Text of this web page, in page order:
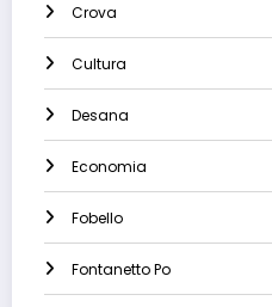
Crova
Cultura
Desana
Economia
Fobello
Fontanetto Po